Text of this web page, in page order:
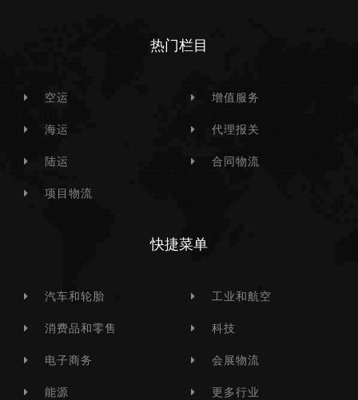
热门栏目
空运
海运
陆运
项目物流
增值服务
代理报关
合同物流
快捷菜单
汽车和轮胎
消费品和零售
电子商务
能源
工业和航空
科技
会展物流
更多行业